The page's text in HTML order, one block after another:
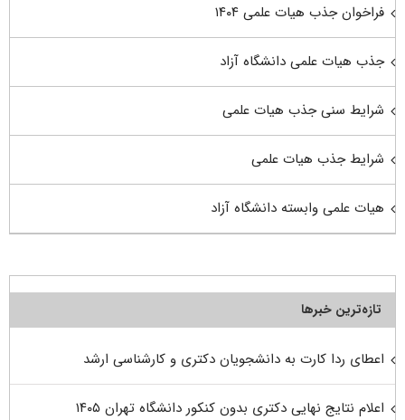
فراخوان جذب هیات علمی ۱۴۰۴
جذب هیات علمی دانشگاه آزاد
شرایط سنی جذب هیات علمی
شرایط جذب هیات علمی
هیات علمی وابسته دانشگاه آزاد
تازه‌ترین خبرها
اعطای ردا کارت به دانشجویان دکتری و کارشناسی ارشد
اعلام نتایج نهایی دکتری بدون کنکور دانشگاه تهران ۱۴۰۵